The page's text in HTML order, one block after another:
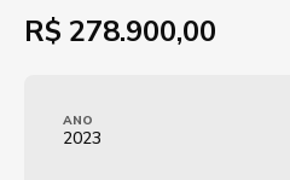
R$ 278.900,00
ANO
2023